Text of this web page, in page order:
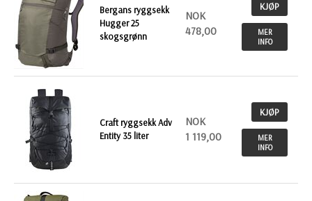
Bergans ryggsekk
Hugger 25
skogsgrønn
NOK
478,00
KJØP
MER
INFO
Craft ryggsekk Adv
Entity 35 liter
NOK
1 119,00
KJØP
MER
INFO